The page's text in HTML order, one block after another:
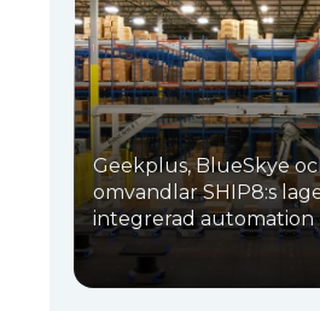
Geekplus, BlueSkye
omvandlar SHIP8:s
integrerad automation